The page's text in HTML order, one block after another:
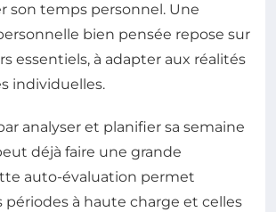
son temps personnel. Une
bien pensée repose sur
essentiels, à adapter aux réalités
individuelles.
analyser et planifier sa semaine
déjà faire une grande
auto-évaluation permet
périodes à haute charge et celles